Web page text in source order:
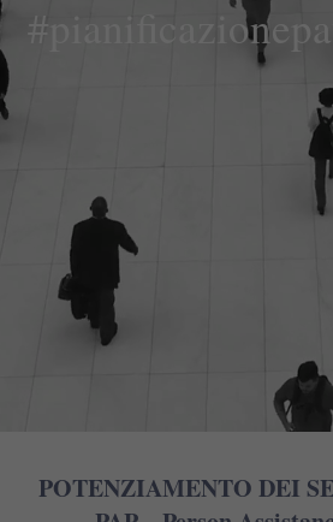
POTENZIAMENTO DEI